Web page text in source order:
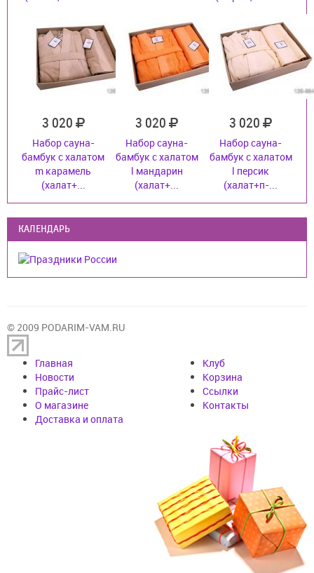
3 020
Набор сауна-
бамбук с халатом
m карамель
(халат+...
3 020
Набор сауна-
бамбук с халатом
l мандарин
(халат+...
3 020
Набор сауна-
бамбук с халатом
l персик
(халат+п-...
КАЛЕНДАРЬ
© 2009 PODARIM-VAM.RU
Главная
Новости
Прайс-лист
О магазине
Доставка и оплата
Клуб
Корзина
Cсылки
Контакты